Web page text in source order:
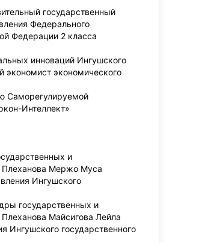
государственный
Федерального
Федерации 2 класса
инноваций Ингушского
экономист экономического
Саморегулируемой
Интеллект»
и
Плеханова Мержо Муса
Ингушского
государственных и
Майсигова Лейла
Ингушского государственного